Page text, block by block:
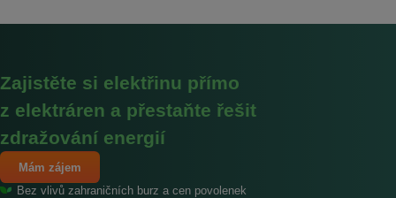
Zajistěte si elektřinu přímo
z elektráren a přestaňte řešit
zdražování energií
Mám zájem
Bez vlivů zahraničních burz a cen povolenek